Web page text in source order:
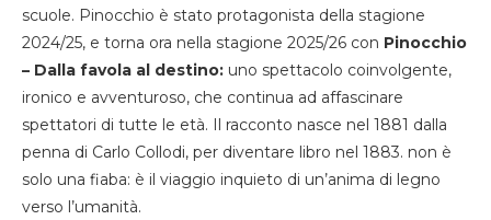
scuole. Pinocchio è stato protagonista della stagione
2024/25, e torna ora nella stagione 2025/26 con Pinocchio
– Dalla favola al destino: uno spettacolo coinvolgente,
ironico e avventuroso, che continua ad affascinare
spettatori di tutte le età. Il racconto nasce nel 1881 dalla
penna di Carlo Collodi, per diventare libro nel 1883. non è
solo una fiaba: è il viaggio inquieto di un’anima di legno
verso l’umanità.